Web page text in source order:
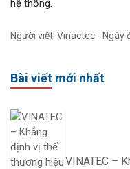
hệ thống.
Người viết: Vinactec -
Bài viết mới nhất
VINATEC –